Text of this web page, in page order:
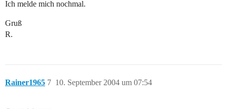
Ich melde mich nochmal.
Gruß
R.
Rainer1965 10. September 2004 um 07:54
7